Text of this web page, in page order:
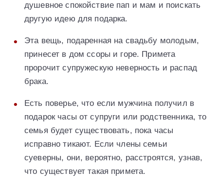
душевное спокойствие пап и мам и поискать
другую идею для подарка.
Эта вещь, подаренная на свадьбу молодым,
принесет в дом ссоры и горе. Примета
пророчит супружескую неверность и распад
брака.
Есть поверье, что если мужчина получил в
подарок часы от супруги или родственника, то
семья будет существовать, пока часы
исправно тикают. Если члены семьи
суеверны, они, вероятно, расстроятся, узнав,
что существует такая примета.